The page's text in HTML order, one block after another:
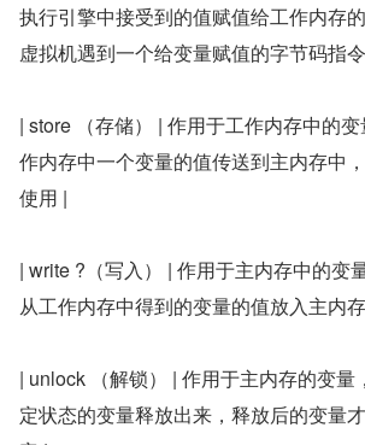
执行引擎中接受到的值赋值给工作内存
虚拟机遇到一个给变量赋值的字节码指
| store （存储） | 作用于工作内存中的
作内存中一个变量的值传送到主内存中
使用 |
| write ?（写入） | 作用于主内存中的变
从工作内存中得到的变量的值放入主内
| unlock （解锁） | 作用于主内存的变量
定状态的变量释放出来，释放后的变量